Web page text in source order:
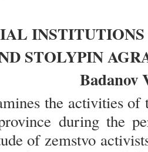
INSTITUTIONS
STOLYPIN
Badanov
the activities
during the
of zemstvo